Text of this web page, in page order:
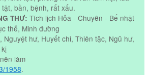
bần, bệnh, rất xấu.
THƯ: Tích lịch Hỏa - Chuyên - Bế nhật
thế, Minh đường
Nguyệt hư, Huyết chi, Thiên tặc, Ngũ hư,
làm
1958.